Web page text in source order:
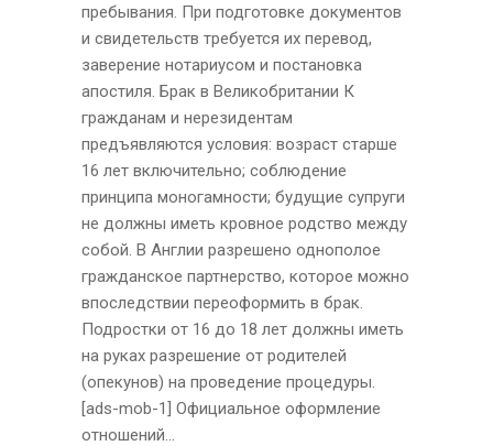
пребывания. При подготовке документов
и свидетельств требуется их перевод,
заверение нотариусом и постановка
апостиля. Брак в Великобритании К
гражданам и нерезидентам
предъявляются условия: возраст старше
16 лет включительно; соблюдение
принципа моногамности; будущие супруги
не должны иметь кровное родство между
собой. В Англии разрешено однополое
гражданское партнерство, которое можно
впоследствии переоформить в брак.
Подростки от 16 до 18 лет должны иметь
на руках разрешение от родителей
(опекунов) на проведение процедуры.
[ads-mob-1] Официальное оформление
отношений...